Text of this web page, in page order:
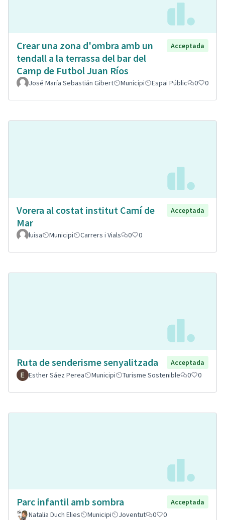
Crear una zona d'ombra amb un
tendall a la terrassa del bar del
Camp de Futbol Juan Ríos
Acceptada
José María Sebastián Gibert Municipi Espai Públic 0 0
Vorera al costat institut Camí de
Mar
Acceptada
luisa Municipi Carrers i Vials 0 0
Ruta de senderisme senyalitzada
Acceptada
Esther Sáez Perea
Municipi Turisme Sostenible 0 0
Parc infantil amb sombra
Acceptada
Natalia Duch Elies
Municipi Joventut 0 0